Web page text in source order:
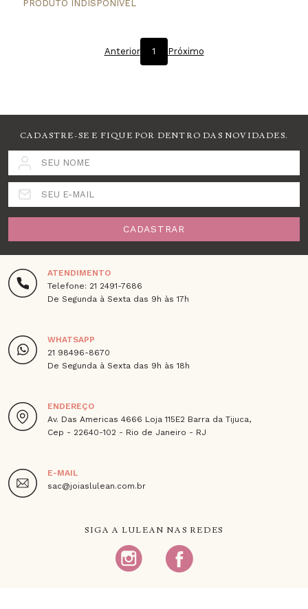
Anterior 1 Próximo
CADASTRE-SE E FIQUE POR DENTRO DAS NOVIDADES.
SEU NOME
SEU E-MAIL
CADASTRAR
ATENDIMENTO
Telefone: 21 2491-7686
De Segunda à Sexta das 9h às 17h
WHATSAPP
21 98496-8670
De Segunda à Sexta das 9h às 18h
ENDEREÇO
Av. Das Americas 4666 Loja 115E2 Barra da Tijuca,
Cep - 22640-102 - Rio de Janeiro - RJ
E-MAIL
sac@joiaslulean.com.br
SIGA A LULEAN NAS REDES